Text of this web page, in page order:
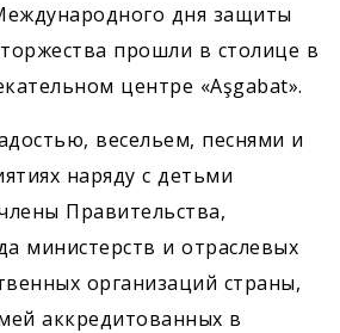
дня защиты
прошли в столице в
центре «Aşgabat».
весельем, песнями и
наряду с детьми
Правительства,
министерств и отраслевых
организаций страны,
аккредитованных в